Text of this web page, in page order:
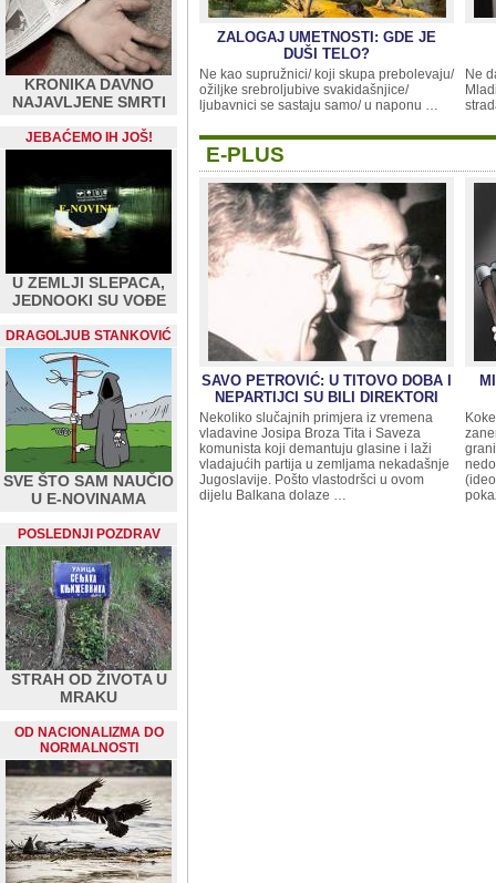
KRONIKA DAVNO
NAJAVLJENE SMRTI
JEBAĆEMO IH JOŠ!
U ZEMLJI SLEPACA,
JEDNOOKI SU VOĐE
DRAGOLJUB STANKOVIĆ
SVE ŠTO SAM NAUČIO
U E-NOVINAMA
POSLEDNJI POZDRAV
STRAH OD ŽIVOTA U
MRAKU
OD NACIONALIZMA DO
NORMALNOSTI
ZALOGAJ UMETNOSTI: GDE JE
DUŠI TELO?
Ne kao supružnici/ koji skupa prebolevaju/
ožiljke srebroljubive svakidašnjice/
ljubavnici se sastaju samo/ u naponu …
Ne
E-PLUS
SAVO PETROVIĆ: U TITOVO DOBA I
NEPARTIJCI SU BILI DIREKTORI
Nekoliko slučajnih primjera iz vremena
vladavine Josipa Broza Tita i Saveza
komunista koji demantuju glasine i laži
vladajućih partija u zemljama nekadašnje
Jugoslavije. Pošto vlastodršci u ovom
dijelu Balkana dolaze …